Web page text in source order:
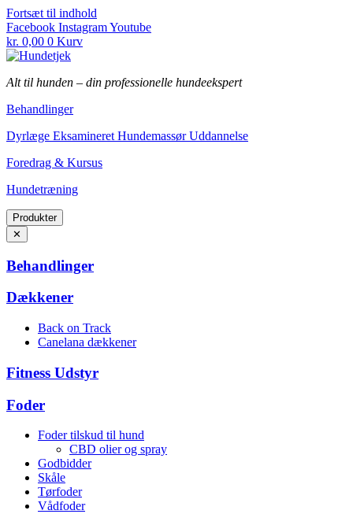
Fortsæt til indhold
Facebook InstagramYoutube
kr. 0,00 0 Kurv
Alt til hunden – din professionelle hundeekspert
Behandlinger
Dyrlæge Eksamineret Hundemassør Uddannelse
Foredrag & Kursus
Hundetræning
Produkter
✕
Behandlinger
Dækkener
Back on Track
Canelana dækkener
Fitness Udstyr
Foder
Foder tilskud til hund
CBD olier og spray
Godbidder
Skåle
Tørfoder
Vådfoder